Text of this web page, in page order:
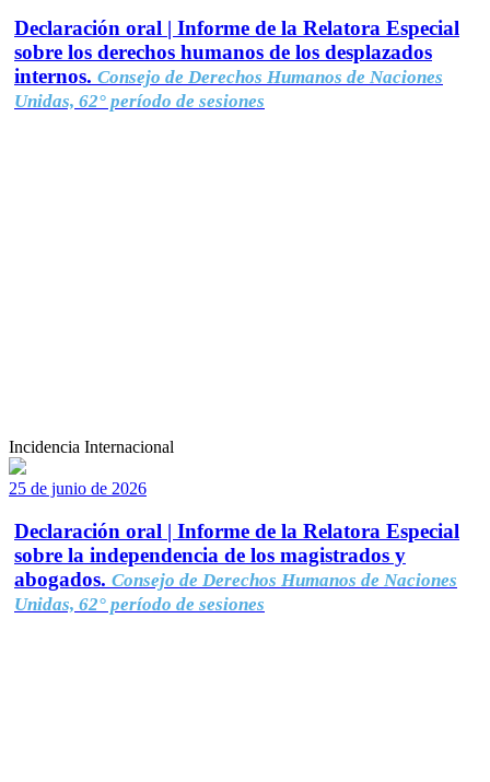
Declaración oral | Informe de la Relatora Especial
sobre los derechos humanos de los desplazados
internos. Consejo de Derechos Humanos de Naciones
Unidas, 62° período de sesiones
Incidencia Internacional
25 de junio de 2026
Declaración oral | Informe de la Relatora Especial
sobre la independencia de los magistrados y
abogados. Consejo de Derechos Humanos de Naciones
Unidas, 62° período de sesiones